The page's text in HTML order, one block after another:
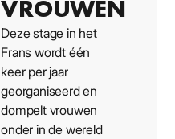
VROUWEN
Deze stage in het
Frans wordt één
keer per jaar
georganiseerd en
dompelt vrouwen
onder in de wereld